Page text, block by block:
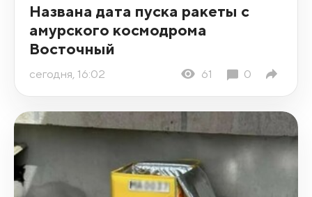
Названа дата пуска ракеты с
амурского космодрома
Восточный
сегодня, 16:02 61 0